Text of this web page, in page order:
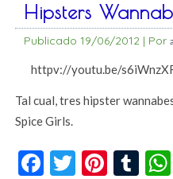
Hipsters
Publicado 19/06/2012 | Por
httpv://youtu.be/
Tal cual, tres hipster
Spice Girls.
Facebook
Twitter